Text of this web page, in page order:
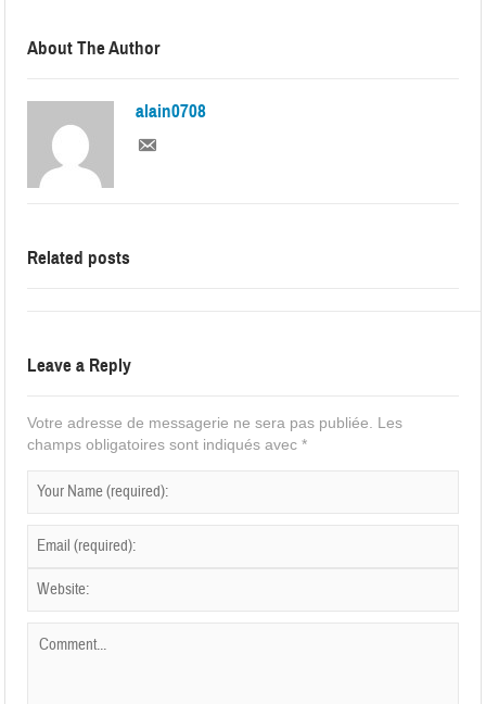
About The Author
alain0708
Related posts
Leave a Reply
Votre adresse de messagerie ne sera pas publiée.
Les
champs obligatoires sont indiqués avec*